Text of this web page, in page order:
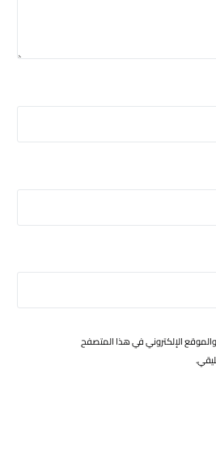
الإلكتروني في هذا المتصفح